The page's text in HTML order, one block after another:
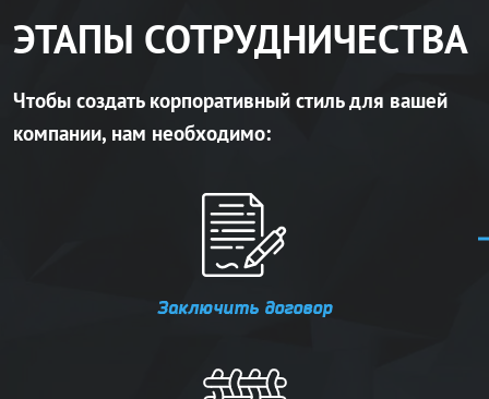
ЭТАПЫ СОТРУДНИЧЕСТВА
Чтобы создать корпоративный стиль для вашей
компании, нам необходимо:
Заключить договор